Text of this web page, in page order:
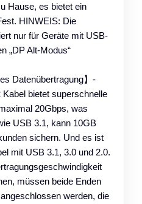
Hause, es bietet ein
HINWEIS: Die
nur für Geräte mit USB-
„DP Alt-Modus“
Datenübertragung】-
bietet superschnelle
20Gbps, was
USB 3.1, kann 10GB
sichern. Und es ist
mit USB 3.1, 3.0 und 2.0.
müssen beide Enden
werden, die